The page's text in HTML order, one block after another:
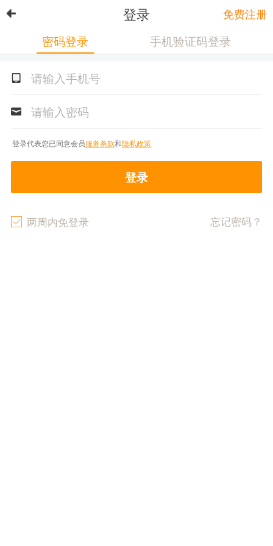
登录 免费注册
密码登录 手机验证码登录
登录代表您已同意会员服务条款和隐私政策
登录
两周内免登录 忘记密码？